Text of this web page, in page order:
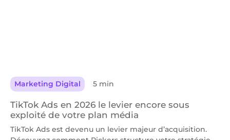
Marketing Digital 5 min
TikTok Ads en 2026 le levier encore sous
exploité de votre plan média
TikTok Ads est devenu un levier majeur d’acquisition.